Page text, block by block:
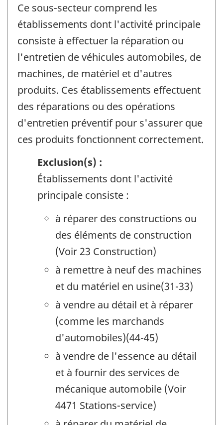
Ce sous-secteur comprend les
établissements dont l'activité principale
consiste à effectuer la réparation ou
l'entretien de véhicules automobiles, de
machines, de matériel et d'autres
produits. Ces établissements effectuent
des réparations ou des opérations
d'entretien préventif pour s'assurer que
ces produits fonctionnent correctement.
Exclusion(s) :
Établissements dont l'activité
principale consiste :
à réparer des constructions ou
des éléments de construction
(Voir 23 Construction)
à remettre à neuf des machines
et du matériel en usine(31-33)
à vendre au détail et à réparer
(comme les marchands
d'automobiles)(44-45)
à vendre de l'essence au détail
et à fournir des services de
mécanique automobile (Voir
4471 Stations-service)